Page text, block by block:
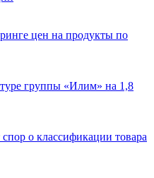
цен на продукты по
группы «Илим» на 1,8
о классификации товара